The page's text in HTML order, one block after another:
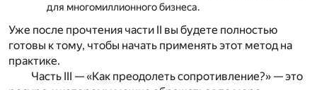
для многомиллионного бизнеса.
Уже после прочтения части II вы будете полностью
готовы к тому, чтобы начать применять этот метод на
практике.
Часть III —«Как преодолетьсопротивление?» — это